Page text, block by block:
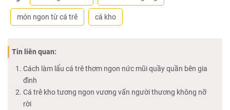
món ngon từ cá trê cá kho
Tin liên quan:
Cách làm lẩu cá trê thơm ngon nức mũi quầy quần bên gia
đình
Cá trê kho tương ngon vương vấn người thương không nỡ
rời